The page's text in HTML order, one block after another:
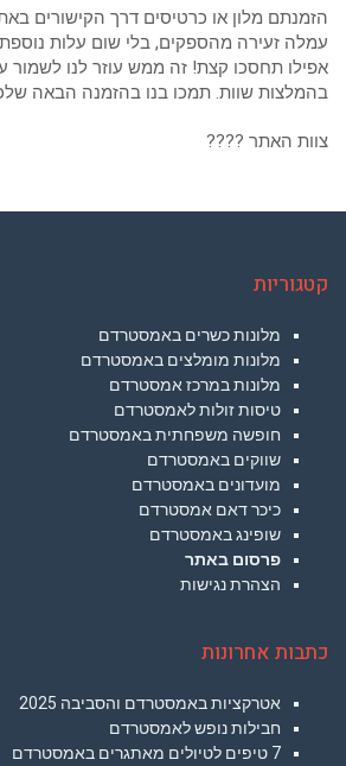
הזמנתם מלון או כרטיסים דרך הקישורים
עמלה זעירה מהספקים, בלי שום עלות
אפילו תחסכו קצת! זה ממש עוזר לנו לשמור
בהמלצות שוות. תמכו בנו בהזמנה הבאה
צוות האתר ????
קטגוריות
מלונות כשרים באמסטרדם
מלונות מומלצים באמסטרדם
מלונות במרכז אמסטרדם
טיסות זולות לאמסטרדם
חופשה משפחתית באמסטרדם
שווקים באמסטרדם
מועדונים באמסטרדם
כיכר דאם אמסטרדם
שופינג באמסטרדם
פרסום באתר
הצהרת נגישות
כתבות אחרונות
אטרקציות באמסטרדם והסביבה 2025
חבילות נופש לאמסטרדם
7 טיפים לטיולים מאתגרים באמסטרדם